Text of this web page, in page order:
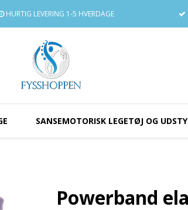
HURTIG LEVERING 1-5 HVERDAGE
SANSEMOTORISK LEGETØJ OG
Powerband